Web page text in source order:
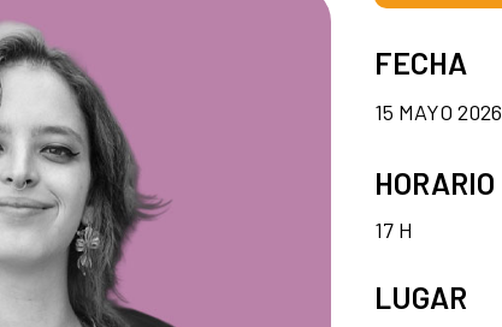
FECHA
15 MAYO 2026
HORARIO
17 H
LUGAR